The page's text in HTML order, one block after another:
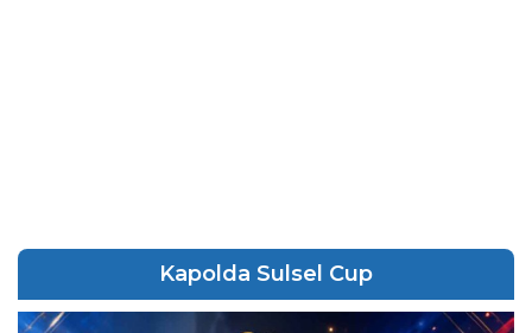
Kapolda Sulsel Cup